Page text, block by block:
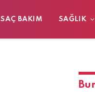
SAÇ BAKIM SAĞLIK